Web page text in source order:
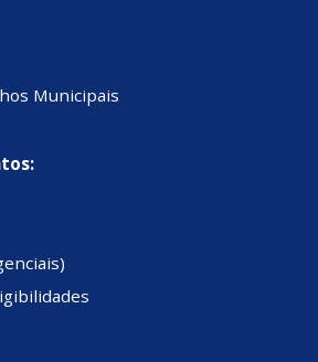
Municipais